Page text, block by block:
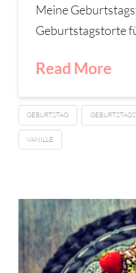
Meine
Geburtstagstorte
Read More
GEBURTSTAG
VANILLE